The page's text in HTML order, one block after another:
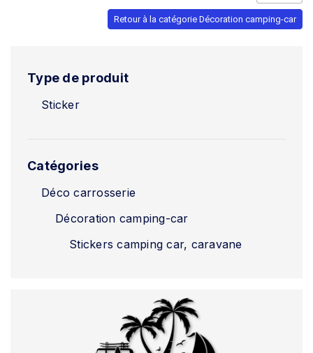
Retour à la catégorie Décoration camping-car
Type de produit
Sticker
Catégories
Déco carrosserie
Décoration camping-car
Stickers camping car, caravane